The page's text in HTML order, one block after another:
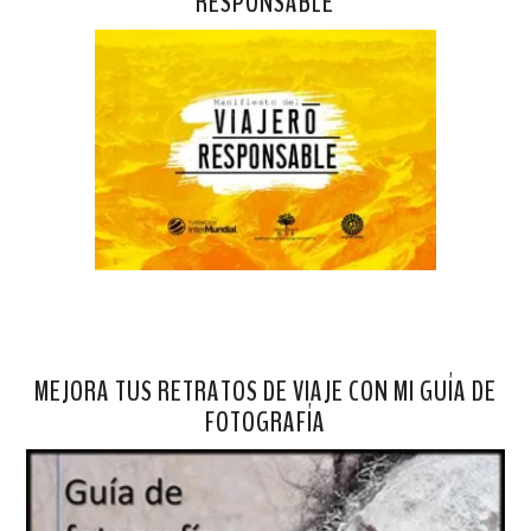
MEJORA TUS RETRATOS DE VIAJE CON MI GUÍA DE
FOTOGRAFÍA